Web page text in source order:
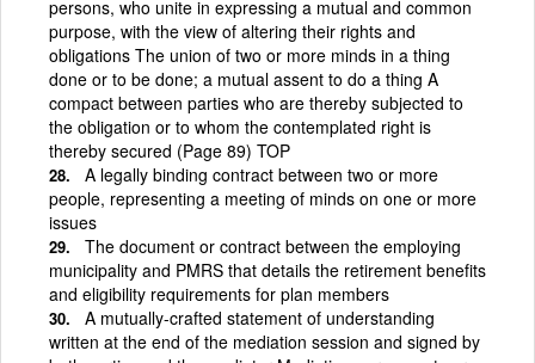
persons, who unite in expressing a mutual and common
purpose, with the view of altering their rights and
obligations The union of two or more minds in a thing
done or to be done; a mutual assent to do a thing A
compact between parties who are thereby subjected to
the obligation or to whom the contemplated right is
thereby secured (Page 89) TOP
A legally binding contract between two or more
people, representing a meeting of minds on one or more
issues
The document or contract between the employing
municipality and PMRS that details the retirement benefits
and eligibility requirements for plan members
A mutually-crafted statement of understanding
written at the end of the mediation session and signed by